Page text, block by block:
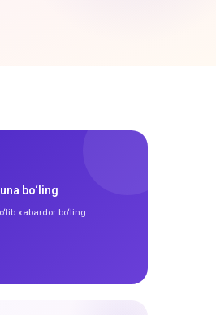
bo‘ling
xabardor bo‘ling